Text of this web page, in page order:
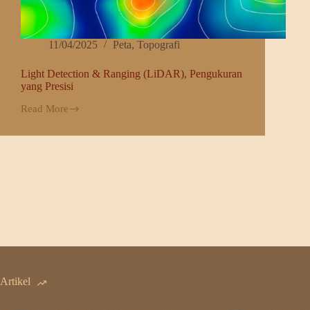
11/04/2025 Peta, Topografi
Light Detection & Ranging (LiDAR), Pengukuran
yang Presisi
Read More
Light
&
Artikel